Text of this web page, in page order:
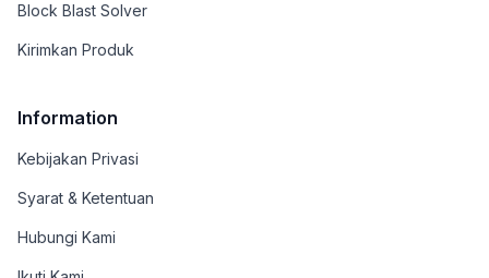
Block Blast Solver
Kirimkan Produk
Information
Kebijakan Privasi
Syarat & Ketentuan
Hubungi Kami